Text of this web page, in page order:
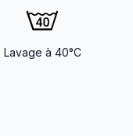
Lavage à 40°C